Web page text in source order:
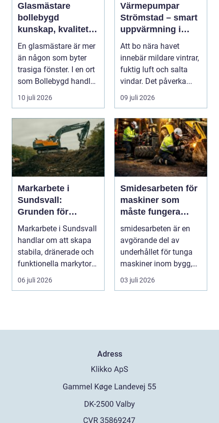
Glasmästare
bollebygd
kunskap, kvalitet
och smarta
glaslösningar
En glasmästare är mer
än någon som byter
trasiga fönster. I en ort
som Bollebygd handlar
yrket lika ...
10 juli 2026
Värmepumpar
Strömstad – smart
uppvärmning i
kustklimat
Att bo nära havet
innebär mildare vintrar,
fuktig luft och salta
vindar. Det påverka...
09 juli 2026
Markarbete i
Sundsvall:
Grunden för
hållbara hus, vägar
och tomter
Markarbete i Sundsvall
handlar om att skapa
stabila, dränerade och
funktionella markytor
som kl...
06 juli 2026
Smidesarbeten för
maskiner som
måste fungera
varje dag
smidesarbeten är en
avgörande del av
underhållet för tunga
maskiner inom bygg,
entreprenad, skog
och...
03 juli 2026
Adress